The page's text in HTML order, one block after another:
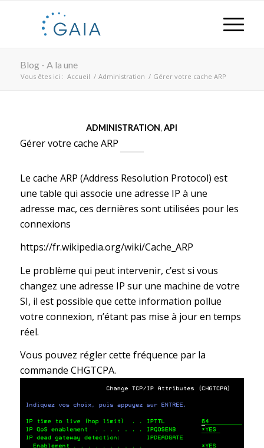
Blog - A la une
Vous êtes ici : Accueil / Administration / Gérer votre cache ARP
ADMINISTRATION,API
Gérer votre cache ARP
Le cache ARP (Address Resolution Protocol) est
une table qui associe une adresse IP à une
adresse mac, ces dernières sont utilisées pour les
connexions
https://fr.wikipedia.org/wiki/Cache_ARP
Le problème qui peut intervenir, c’est si vous
changez une adresse IP sur une machine de votre
SI, il est possible que cette information pollue
votre connexion, n’étant pas mise à jour en temps
réel.
Vous pouvez régler cette fréquence par la
commande CHGTCPA.